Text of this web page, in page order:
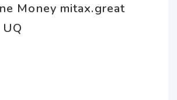
Money mitax.great